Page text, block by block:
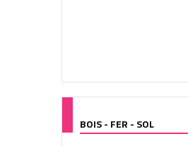
BOIS - FER - SOL